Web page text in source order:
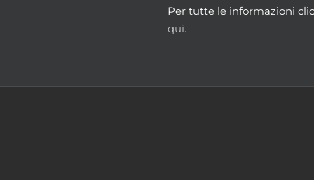
originario venne alterato in un primo tempo dalla spartizione
ad opera di Costantino Morozzo, di quello che oggi è il
Per tutte le informazioni
qui.